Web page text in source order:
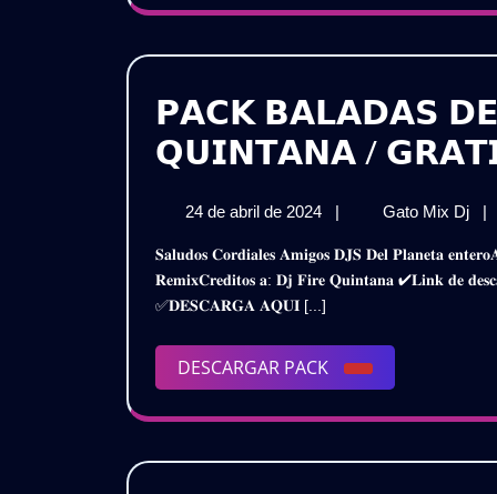
𝗣𝗔𝗖𝗞 𝗕𝗔𝗟𝗔𝗗𝗔𝗦
𝗤𝗨𝗜𝗡𝗧𝗔𝗡𝗔 /
24 de abril de 2024
24
abril
de
| Gato Mix Dj
𝗗𝗘
|
𝐒𝐚𝐥𝐮𝐝𝐨𝐬 𝐂𝐨𝐫𝐝𝐢𝐚𝐥𝐞𝐬 𝐀𝐦𝐢𝐠𝐨𝐬 𝐃𝐉𝐒 𝐃𝐞𝐥 𝐏𝐥𝐚𝐧𝐞𝐭𝐚 𝐞𝐧𝐭𝐞𝐫𝐨𝐀𝐪𝐮𝐢 𝐥𝐞𝐬 𝐏𝐫𝐞𝐬𝐞𝐧𝐭𝐨 𝐞𝐬𝐭𝐞 𝐒𝐮𝐩𝐞𝐫 𝐏𝐚𝐜𝐤𝐁𝐚𝐥𝐚𝐝𝐚𝐬 𝐃𝐞 𝐎𝐫𝐨
𝐑𝐞𝐦𝐢𝐱𝐂𝐫𝐞𝐝𝐢𝐭𝐨𝐬 𝐚: 𝐃𝐣 𝐅𝐢𝐫𝐞 𝐐𝐮𝐢𝐧𝐭𝐚𝐧𝐚 ✔𝐋𝐢𝐧𝐤 𝐝𝐞
✅𝐃𝐄𝐒𝐂𝐀𝐑𝐆𝐀 𝐀𝐐𝐔𝐈 [...]
DESCARGAR PACK
DESCARGAR
PACK